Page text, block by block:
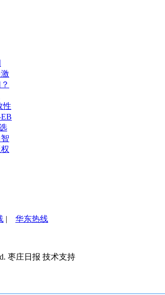
性
| 华东热线
枣庄日报 技术支持